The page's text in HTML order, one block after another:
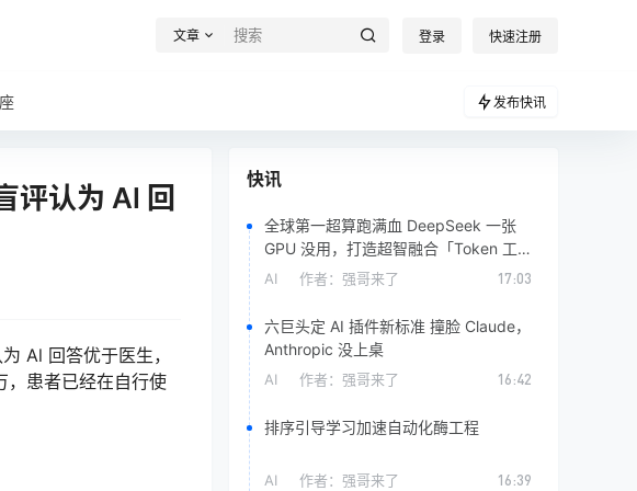
文章 登录 快速注册
发布快讯
评认为 Al 回
Al 回答优于医生，
，患者已经在自行使
快讯
全球第一超算跑满血 DeepSeek 一张
GPU 没用，打造超智融合「Token 工
厂」
AI 作者： 强哥来了 17:03
六巨头定 AI 插件新标准 撞脸 Claude，
Anthropic 没上桌
AI 作者： 强哥来了 16:42
排序引导学习加速自动化酶工程
AI 作者： 强哥来了 16:39